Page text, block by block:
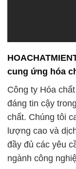
Một trong
chất khoáng tạt
nhập khẩu từ
pháp dinh dưỡng
thủy sản, đảm
sinh vật nuôi.
Chúng tôi
phẩm chất